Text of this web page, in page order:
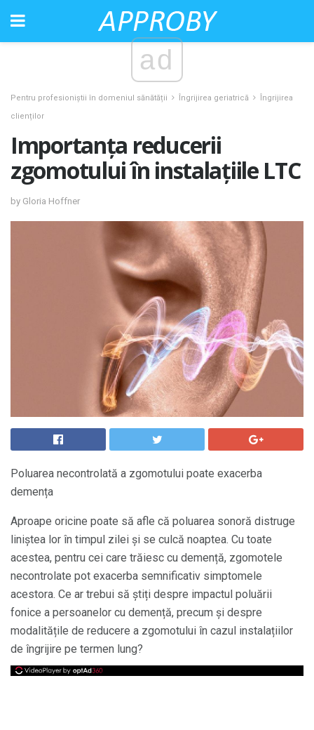
ad
Pentru profesioniștii în domeniul sănătății Îngrijirea geriatrică
Îngrijirea
clienților
Importanța reducerii
zgomotului în instalațiile LTC
by Gloria Hoffner
Poluarea necontrolată a zgomotului poate exacerba
demența
Aproape oricine poate să afle că poluarea sonoră distruge
liniștea lor în timpul zilei și se culcă noaptea. Cu toate
acestea, pentru cei care trăiesc cu demență, zgomotele
necontrolate pot exacerba semnificativ simptomele
acestora. Ce ar trebui să știți despre impactul poluării
fonice a persoanelor cu demență, precum și despre
modalitățile de reducere a zgomotului în cazul instalațiilor
de îngrijire pe termen lung?